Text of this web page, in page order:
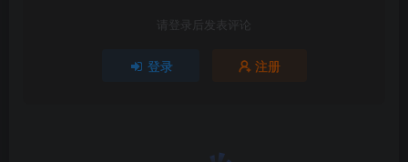
请登录后发表评论
登录 注册